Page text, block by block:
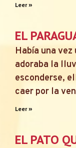
Leer »
EL
Había una
adoraba la
esconderse,
caer por la
Leer »
EL PATO